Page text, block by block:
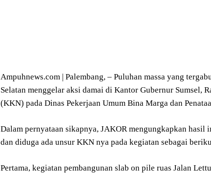
Ampuhnews.com | Palembang, – Puluhan massa yang
Selatan menggelar aksi damai di Kantor Gubernur
(KKN) pada Dinas Pekerjaan Umum Bina Marga dan
Dalam pernyataan sikapnya, JAKOR mengungkapkan
dan diduga ada unsur KKN nya pada kegiatan sebagai
Pertama, kegiatan pembangunan slab on pile ruas Jalan